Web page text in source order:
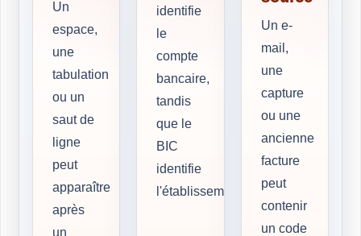
Un
espace,
une
tabulation
ou un
saut de
ligne
peut
apparaître
après
un
identifie
le
compte
bancaire,
tandis
que le
BIC
identifie
l'établissement.
Un e-
mail,
une
capture
ou une
ancienne
facture
peut
contenir
un code